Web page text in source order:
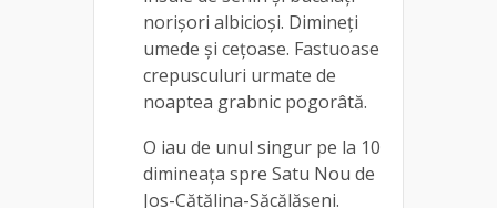
norișori albicioși. Dimineți
umede și cețoase. Fastuoase
crepusculuri urmate de
noaptea grabnic pogorâtă.
O iau de unul singur pe la 10
dimineața spre Satu Nou de
Jos-Cătălina-Săcălășeni.